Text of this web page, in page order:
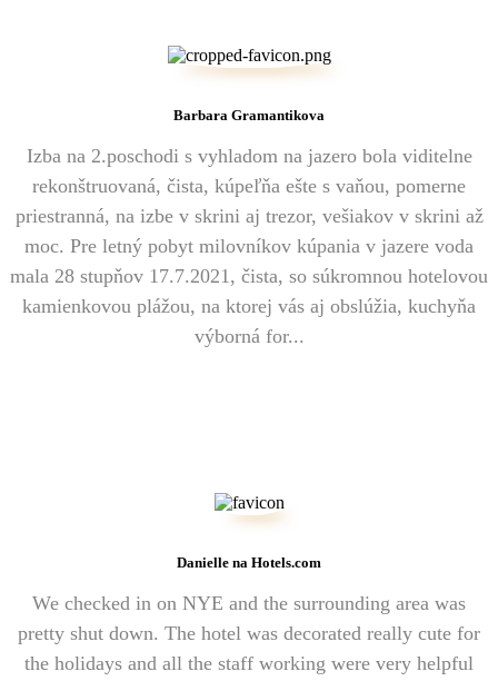
Izba na 2.poschodi s vyhladom na jazero bola viditelne
rekonštruovaná, čista, kúpeľňa ešte s vaňou, pomerne
priestranná, na izbe v skrini aj trezor, vešiakov v skrini až
moc. Pre letný pobyt milovníkov kúpania v jazere voda
mala 28 stupňov 17.7.2021, čista, so súkromnou hotelovou
kamienkovou plážou, na ktorej vás aj obslúžia, kuchyňa
výborná for...
Barbara Gramantikova
We checked in on NYE and the surrounding area was
pretty shut down. The hotel was decorated really cute for
the holidays and all the staff working were very helpful
Danielle na Hotels.com